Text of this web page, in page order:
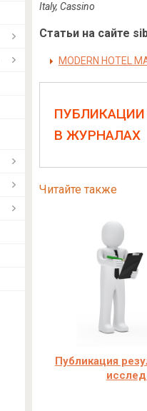
Italy, Cassino
Статьи на сайте
MODERN HOTEL
ПУБЛИКАЦИИ
В ЖУРНАЛАХ
Читайте также
Публикация